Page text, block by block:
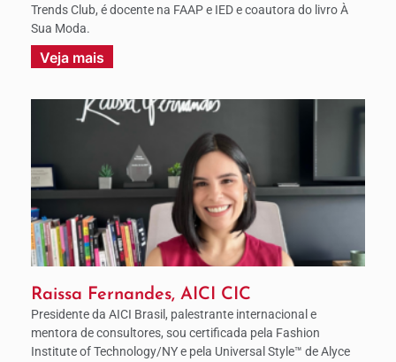
Trends Club, é docente na FAAP e IED e coautora do livro À
Sua Moda.
Veja mais
Raissa Fernandes, AICI CIC
Presidente da AICI Brasil, palestrante internacional e
mentora de consultores, sou certificada pela Fashion
Institute of Technology/NY e pela Universal Style™ de Alyce